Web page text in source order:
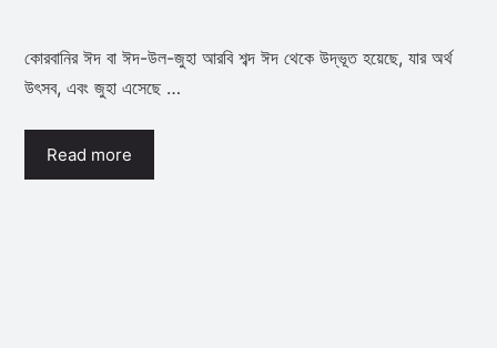
কোরবানির ঈদ বা ঈদ-উল-জুহা আরবি শব্দ ঈদ থেকে উদ্ভূত হয়েছে, যার অর্থ
উৎসব, এবং জুহা এসেছে …
Read more